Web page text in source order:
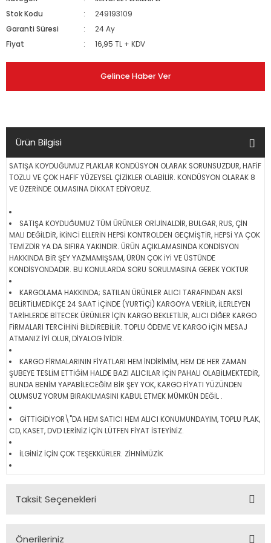
Stok Kodu
249193109
Garanti Süresi
24 Ay
Fiyat
16,95 TL + KDV
Gelince Haber Ver
Ürün Bilgisi
SATIŞA KOYDUĞUMUZ PLAKLAR KONDÜSYON OLARAK SORUNSUZDUR, HAFİF
TOZLU VE ÇOK HAFİF YÜZEYSEL ÇİZİKLER OLABİLİR. KONDÜSYON OLARAK 8
VE ÜZERİNDE OLMASINA DİKKAT EDİYORUZ.
SATIŞA KOYDUĞUMUZ TÜM ÜRÜNLER ORİJİNALDİR, BULGAR, RUS, ÇİN
MALI DEĞİLDİR, İKİNCİ ELLERİN HEPSİ KONTROLDEN GEÇMİŞTİR, HEPSİ YA ÇOK
TEMİZDİR YA DA SIFIRA YAKINDIR. ÜRÜN AÇIKLAMASINDA KONDİSYON
HAKKINDA BİR ŞEY YAZMAMIŞSAM, ÜRÜN ÇOK İYİ VE ÜSTÜNDE
KONDİSYONDADIR. BU KONULARDA SORU SORULMASINA GEREK YOKTUR
KARGOLAMA HAKKINDA; SATILAN ÜRÜNLER ALICI TARAFINDAN AKSİ
BELİRTİLMEDİKÇE 24 SAAT İÇİNDE (YURTİÇİ) KARGOYA VERİLİR, İLERLEYEN
TARİHLERDE BİTECEK ÜRÜNLER İÇİN KARGO BEKLETİLİR, ALICI DİĞER KARGO
FİRMALARI TERCİHİNİ BİLDİREBİLİR. TOPLU ÖDEME VE KARGO İÇİN MESAJ
ATMANIZ İYİ OLUR, DİYALOG İYİDİR.
KARGO FİRMALARININ FİYATLARI HEM İNDİRİMİM, HEM DE HER ZAMAN
ŞUBEYE TESLİM ETTİĞİM HALDE BAZI ALICILAR İÇİN PAHALI OLABİLMEKTEDİR,
BUNDA BENİM YAPABİLECEĞİM BİR ŞEY YOK, KARGO FİYATI YÜZÜNDEN
OLUMSUZ YORUM BIRAKILMASINI KABUL ETMEK MÜMKÜN DEĞİL .
GİTTİGİDİYOR\"DA HEM SATICI HEM ALICI KONUMUNDAYIM, TOPLU PLAK,
CD, KASET, DVD LERİNİZ İÇİN LÜTFEN FİYAT İSTEYİNİZ.
İLGİNİZ İÇİN ÇOK TEŞEKKÜRLER. ZİHNİMÜZİK
Taksit Seçenekleri
Önerileriniz